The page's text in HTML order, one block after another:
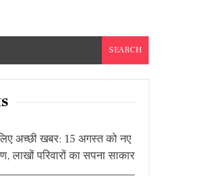
अच्छी खबर: 15 अगस्त को नए
लाखों परिवारों का सपना साकार